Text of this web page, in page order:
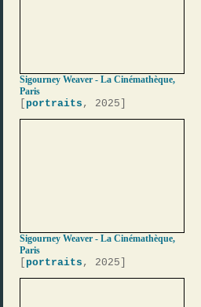
Sigourney Weaver - La Cinémathèque,
Paris
portraits , 2025]
Sigourney Weaver - La Cinémathèque,
Paris
portraits , 2025]